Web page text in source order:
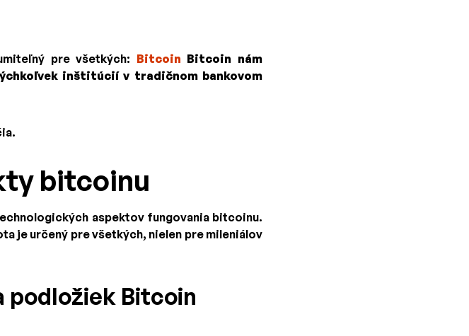
pre všetkých: Bitcoin Bitcoin nám
inštitúcií v tradičnom bankovom
bitcoinu
aspektov fungovania bitcoinu.
je určený pre všetkých, nielen pre mileniálov
podložiek Bitcoin